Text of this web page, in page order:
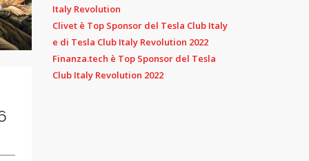
Italy Revolution
Clivet è Top Sponsor del Tesla Club Italy
e di Tesla Club Italy Revolution 2022
Finanza.tech è Top Sponsor del Tesla
Club Italy Revolution 2022